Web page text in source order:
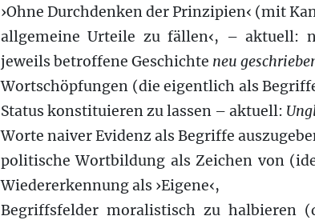
›Ohne Durchdenken der Prinzipien‹ (mit
allgemeine Urteile zu fällen‹, – aktuell:
jeweils betroffene Geschichte neu
Wortschöpfungen (die eigentlich als
Status konstituieren zu lassen – aktuell:
Worte naiver Evidenz als Begriffe
politische Wortbildung als Zeichen von
Wiedererkennung als ›Eigene‹,
Begriffsfelder moralistisch zu halbieren